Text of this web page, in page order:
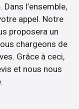
Dans l’ensemble,
appel. Notre
proposera un
chargeons de
Grâce à ceci,
et nous nous